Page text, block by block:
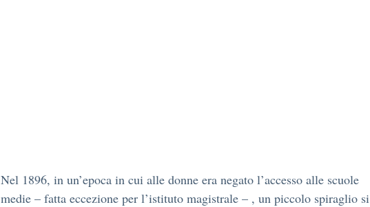
Nel 1896, in un’epoca in cui alle donne era negato l’accesso alle scuole
medie – fatta eccezione per l’istituto magistrale – , un piccolo spiraglio si